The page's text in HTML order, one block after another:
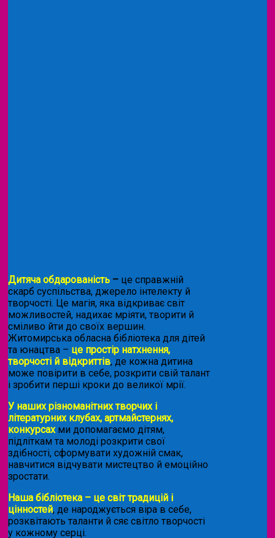
Дитяча обдарованість – це справжній
скарб суспільства, джерело інтелекту й
творчості. Це магія, яка відкриває світ
можливостей, надихає мріяти, творити й
сміливо йти до своїх вершин.
Житомирська обласна бібліотека для дітей
та юнацтва – це простір натхнення,
творчості й відкриттів, де кожна дитина
може повірити в себе, розкрити свій талант
і зробити перші кроки до великої мрії.
У наших різноманітних творчих і
літературних клубах, артмайстернях,
конкурсахми допомагаємо дітям,
підліткам та молоді розкрити свої
здібності, сформувати художній смак,
навчитися відчувати мистецтво й емоційно
зростати.
Наша бібліотека – це світ традицій і
цінностей, де народжується віра в себе,
розквітають таланти й сяє світло творчості
у кожному серці.